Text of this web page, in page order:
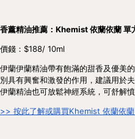
香薰精油推薦：Khemist 依蘭依蘭 單
價錢：$188/ 10ml
伊蘭伊蘭精油帶有飽滿的甜香及優美
別具有興奮和激發的作用，建議用於
伊蘭精油也可放鬆神經系統，可舒解
>> 按此了解或購買Khemist 依蘭依